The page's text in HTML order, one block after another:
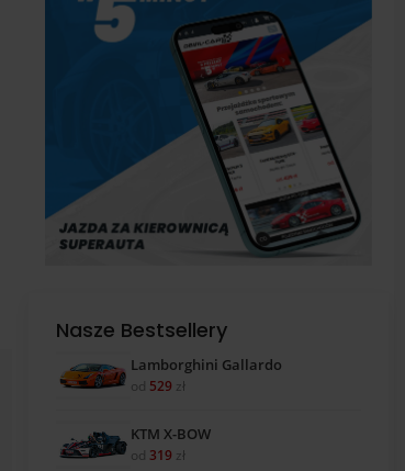
Nasze Bestsellery
Lamborghini Gallardo
od 529 zł
KTM X-BOW
od 319 zł